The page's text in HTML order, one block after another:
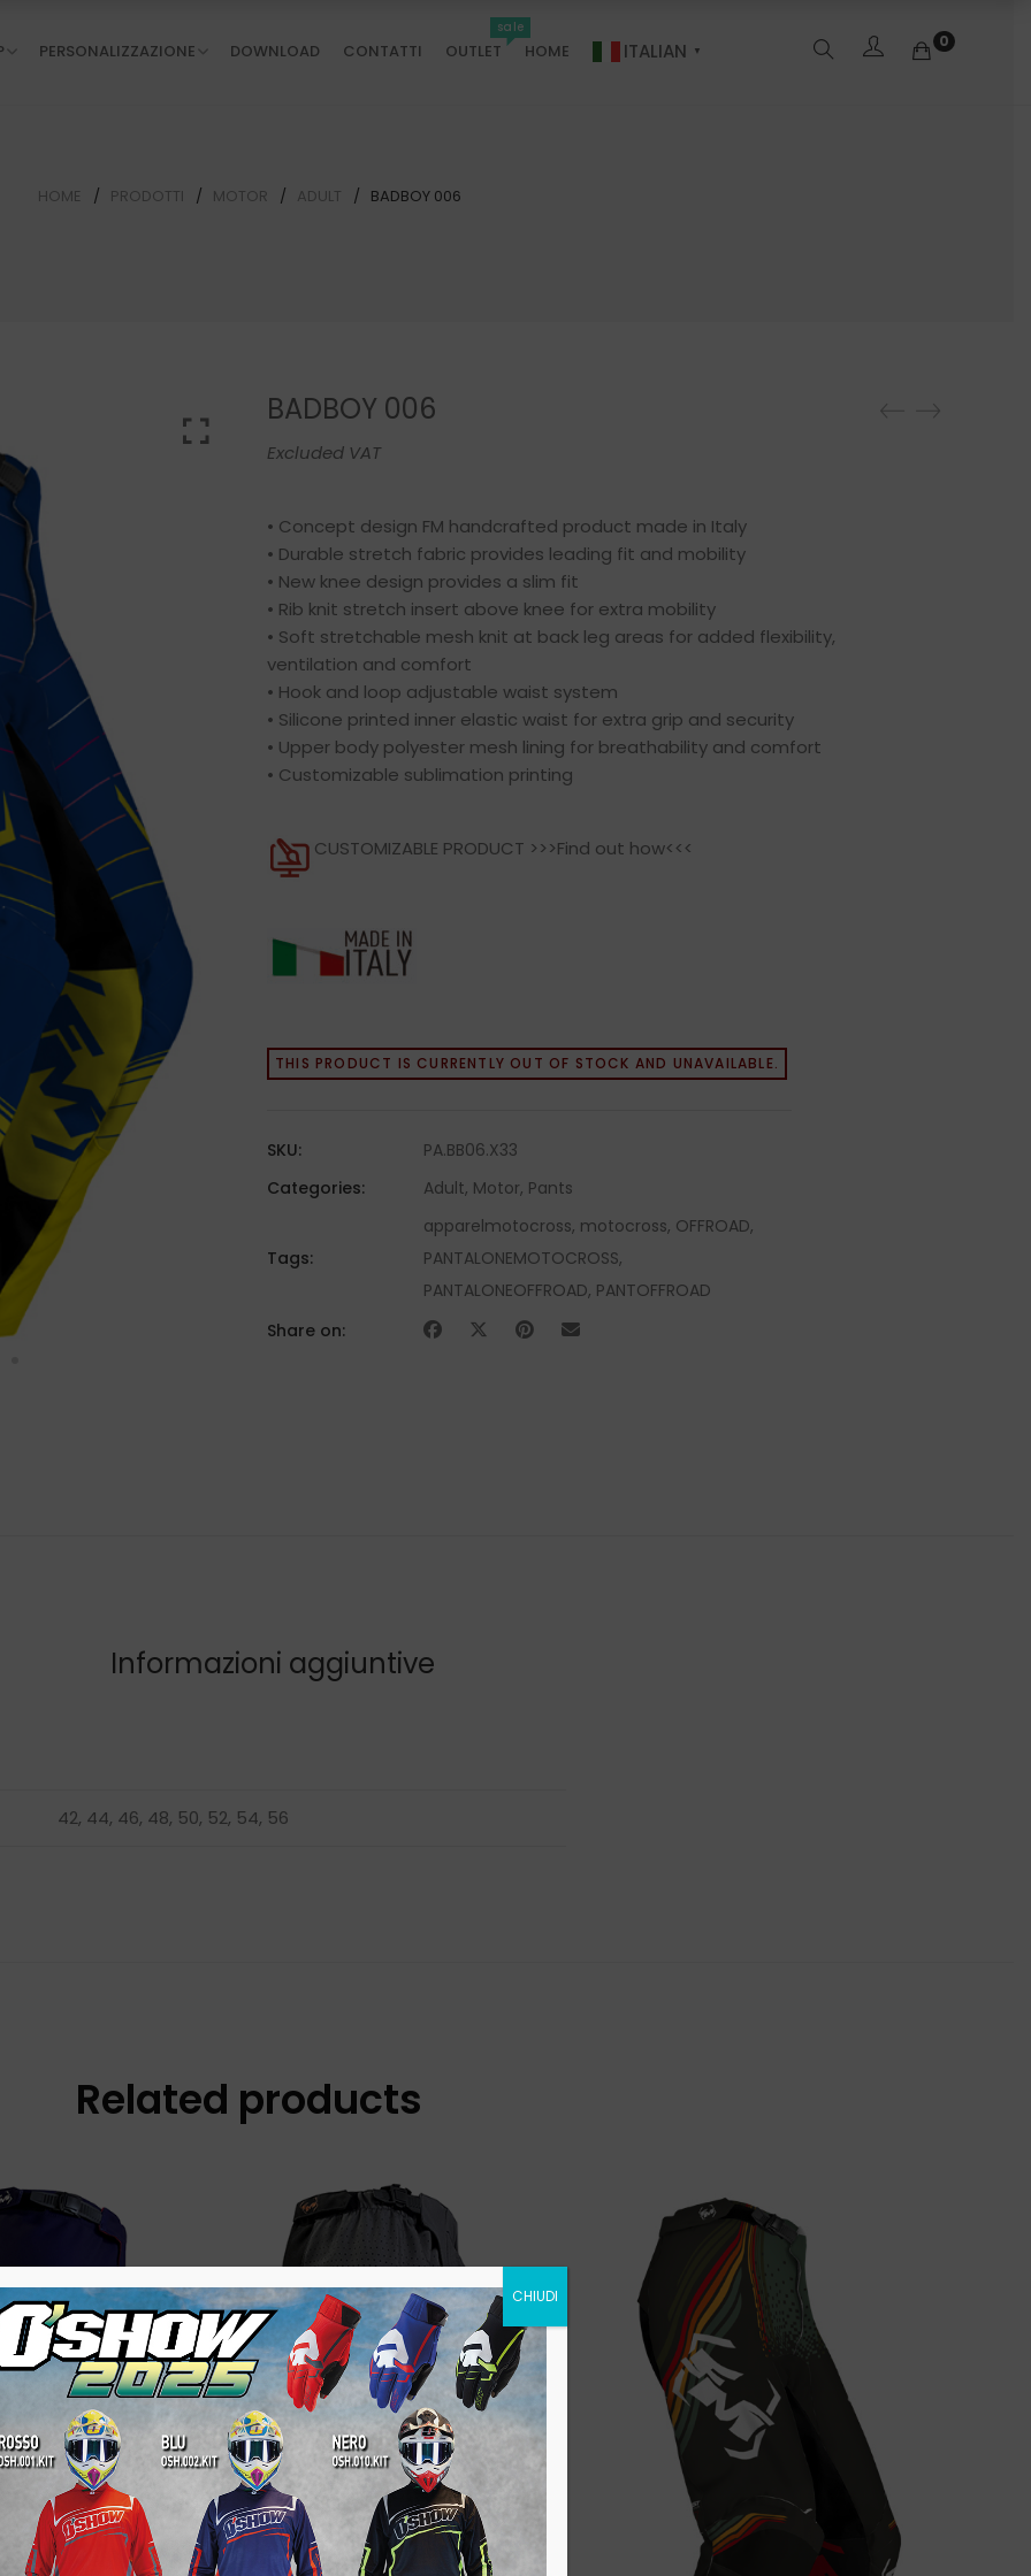
PERSONALIZZAZIONE DOWNLOAD CONTATTI OUTLET
sale
HOME ITALIAN ▼
0
HOME PRODOTTI MOTOR ADULT BADBOY 006
BADBOY 006
Excluded VAT
• Concept design FM handcrafted product made in Italy
• Durable stretch fabric provides leading fit and mobility
• New knee design provides a slim fit
• Rib knit stretch insert above knee for extra mobility
• Soft stretchable mesh knit at back leg areas for added flexibility,
ventilation and comfort
• Hook and loop adjustable waist system
• Silicone printed inner elastic waist for extra grip and security
• Upper body polyester mesh lining for breathability and comfort
• Customizable sublimation printing
CUSTOMIZABLE PRODUCT >>>Find out how<<<
THIS PRODUCT IS CURRENTLY OUT OF STOCK AND UNAVAILABLE.
SKU:
PA.BB06.X33
Categories:
Adult, Motor, Pants
Tags:
apparelmotocross, motocross, OFFROAD,
PANTALONEMOTOCROSS,
PANTALONEOFFROAD, PANTOFFROAD
Share on:
Informazioni aggiuntive
42, 44, 46, 48, 50, 52, 54, 56
Related products
CHIUDI